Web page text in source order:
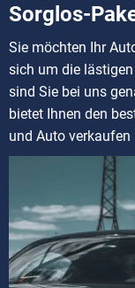
Sorglos-
Sie möchten Ihr
sich um die
sind Sie bei uns
bietet Ihnen den
und Auto verkaufen